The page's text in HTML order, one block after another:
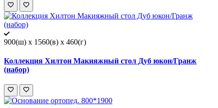
900(ш) x 1560(в) x 460(г)
Коллекция Хилтон Макияжный стол Дуб юкон/Гранж
(набор)